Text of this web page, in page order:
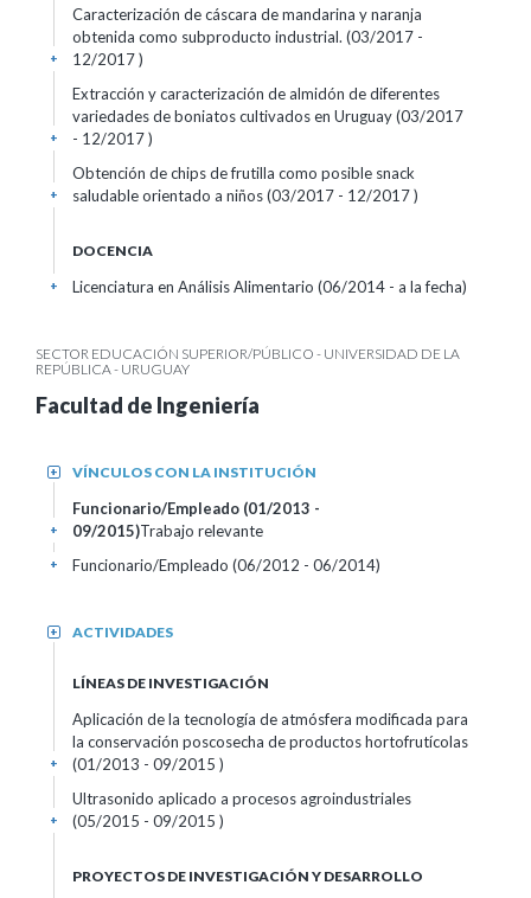
Caracterización de cáscara de mandarina y naranja
obtenida como subproducto industrial. (03/2017 -
12/2017 )
+
Extracción y caracterización de almidón de diferentes
variedades de boniatos cultivados en Uruguay (03/2017
- 12/2017 )
+
Obtención de chips de frutilla como posible snack
saludable orientado a niños (03/2017 - 12/2017 )
+
DOCENCIA
Licenciatura en Análisis Alimentario (06/2014 - a la fecha)
+
SECTOR EDUCACIÓN SUPERIOR/PÚBLICO - UNIVERSIDAD DE LA
REPÚBLICA - URUGUAY
Facultad de Ingeniería
VÍNCULOS CON LA INSTITUCIÓN
+
Funcionario/Empleado (01/2013 -
09/2015)Trabajo relevante
+
Funcionario/Empleado (06/2012 - 06/2014)
+
ACTIVIDADES
+
LÍNEAS DE INVESTIGACIÓN
Aplicación de la tecnología de atmósfera modificada para
la conservación poscosecha de productos hortofrutícolas
(01/2013 - 09/2015 )
+
Ultrasonido aplicado a procesos agroindustriales
(05/2015 - 09/2015 )
+
PROYECTOS DE INVESTIGACIÓN Y DESARROLLO